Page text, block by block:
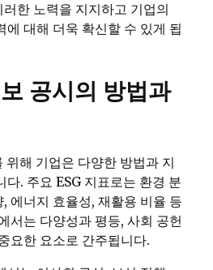
한 노력을 지지하고 기업의
에 대해 더욱 확신할 수 있게 됩
공시의 방법과
위해 기업은 다양한 방법과 지
다. 주요 ESG 지표로는 환경 분
에너지 효율성, 재활용 비율 등
서는 다양성과 평등, 사회 공헌
요한 요소로 간주됩니다.